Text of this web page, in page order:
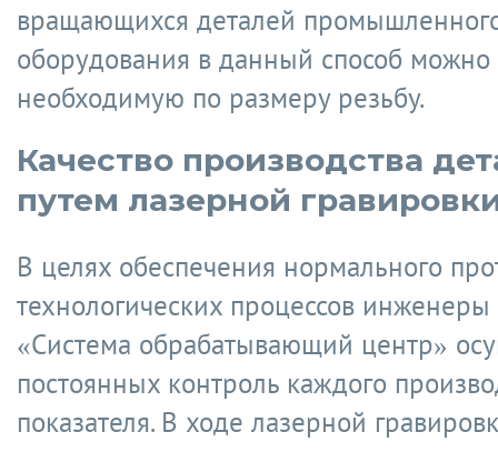
вращающихся деталей
оборудования в данный способ можно
необходимую по размеру резьбу.
Качество производства
путем лазерной
В целях обеспечения нормального
технологических процессов
«Система обрабатывающий центр»
постоянных контроль каждого
показателя. В ходе лазерной